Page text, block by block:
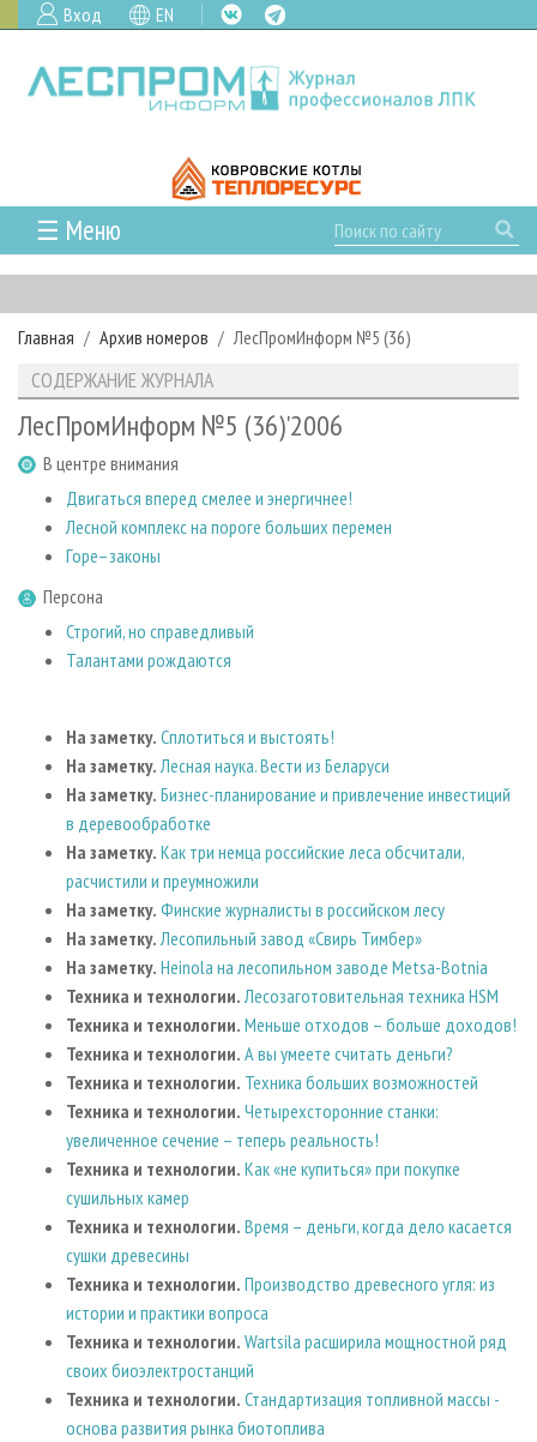
Вход EN
☰ Меню
ГЛАВНАЯ
РУБРИКИ И ТЕМЫ
РУБРИКИ ЖУРНАЛА
ЛЕСНОЕ ХОЗЯЙСТВО
ЛЕСОЗАГОТОВКА
ЛЕСОПИЛЕНИЕ
ДЕРЕВООБРАБОТКА
СУШКА ДРЕВЕСИНЫ
ПРОИЗВОДСТВО ДРЕВЕСНЫХ ПЛИТ
ДЕРЕВЯННОЕ ДОМОСТРОЕНИЕ
ПРОИЗВОДСТВО МЕБЕЛИ
ЦБП
ИНСТРУМЕНТ И МАТЕРИАЛЫ
НОВОСТИ
КАЛЕНДАРЬ СОБЫТИЙ
НОВОСТИ ЛПК
НОВОСТИ ЖУРНАЛА
НОВОСТИ КОМПАНИЙ
ПРОЕКТЫ ЛПИ
АНАЛИТИКА
ПРЕДПРИЯТИЯ ЛПК
ЛЕСНЫЕ РЕГИОНЫ РОССИИ
ПЕРСОНЫ
МОБИЛЬНЫЕ ВЫСТАВКИ
ОФИЦИАЛЬНЫЕ ДЕЛЕГАЦИИ
ПРИОРИТЕТНЫЕ ИНВЕСТПРОЕКТЫ
ГАЗЕТА ЛЕСПРОМФОРУМ
БИБЛИОТЕКА СПЕЦИАЛИСТА
АРХИВ
АРХИВ ЖУРНАЛОВ
СТАТЬИ
О ЖУРНАЛЕ
ПОДПИСКА
КОНТАКТЫ
РЕКЛАМОДАТЕЛЯМ
РЕКЛАМА
РЕКЛАМА НА САЙТЕ
Главная Архив номеров ЛесПромИнформ №5 (36)
СОДЕРЖАНИЕ ЖУРНАЛА
ЛесПромИнформ №5 (36)'2006
В центре внимания
Двигаться вперед смелее и энергичнее!
Лесной комплекс на пороге больших перемен
Горе–законы
Персона
Строгий, но справедливый
Талантами рождаются
На заметку. Сплотиться и выстоять!
На заметку. Лесная наука. Вести из Беларуси
На заметку. Бизнес-планирование и привлечение инвестиций
в деревообработке
На заметку. Как три немца российские леса обсчитали,
расчистили и преумножили
На заметку. Финские журналисты в российском лесу
На заметку. Лесопильный завод «Свирь Тимбер»
На заметку. Heinola на лесопильном заводе Metsa-Botnia
Техника и технологии. Лесозаготовительная техника HSM
Техника и технологии. Меньше отходов – больше доходов!
Техника и технологии. А вы умеете считать деньги?
Техника и технологии. Техника больших возможностей
Техника и технологии. Четырехсторонние станки:
увеличенное сечение – теперь реальность!
Техника и технологии. Как «не купиться» при покупке
сушильных камер
Техника и технологии. Время – деньги, когда дело касается
сушки древесины
Техника и технологии. Производство древесного угля: из
истории и практики вопроса
Техника и технологии. Wartsila расширила мощностной ряд
своих биоэлектростанций
Техника и технологии. Стандартизация топливной массы -
основа развития рынка биотоплива